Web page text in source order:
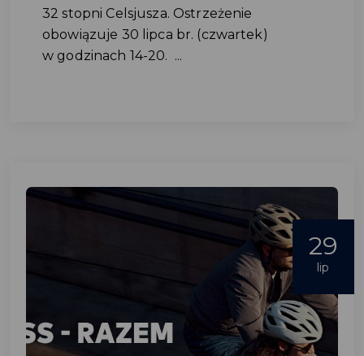
32 stopni Celsjusza. Ostrzeżenie
obowiązuje 30 lipca br. (czwartek)
w godzinach 14-20. ...
29
lip